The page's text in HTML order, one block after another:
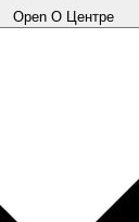
Open О Центре